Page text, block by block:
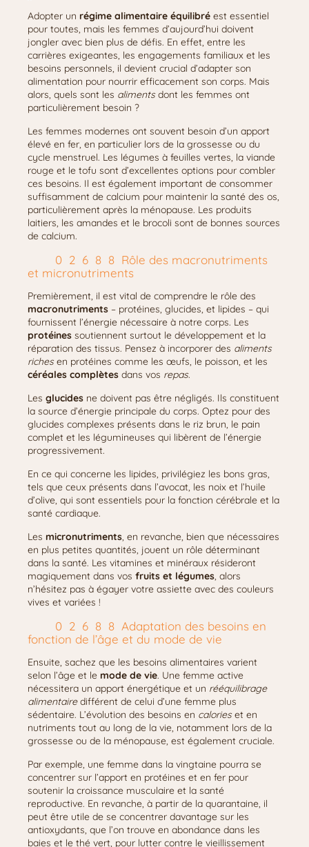
Adopter un régime alimentaire équilibré est essentiel
pour toutes, mais les femmes d’aujourd’hui doivent
jongler avec bien plus de défis. En effet, entre les
carrières exigeantes, les engagements familiaux et les
besoins personnels, il devient crucial d’adapter son
alimentation pour nourrir efficacement son corps. Mais
alors, quels sont les alimentsdont les femmes ont
particulièrement besoin ?
Les femmes modernes ont souvent besoin d’un apport
élevé en fer, en particulier lors de la grossesse ou du
cycle menstruel. Les légumes à feuilles vertes, la viande
rouge et le tofu sont d’excellentes options pour combler
ces besoins. Il est également important de consommer
suffisamment de calcium pour maintenir la santé des os,
particulièrement après la ménopause. Les produits
laitiers, les amandes et le brocoli sont de bonnes sources
de calcium.
Rôle des macronutriments
et micronutriments
Premièrement, il est vital de comprendre le rôle des
macronutriments – protéines, glucides, et lipides – qui
fournissent l’énergie nécessaire à notre corps. Les
protéines soutiennent surtout le développement et la
réparation des tissus. Pensez à incorporer des aliments
richesen protéines comme les œufs, le poisson, et les
céréales complètes dans vos repas.
Les glucides ne doivent pas être négligés. Ils constituent
la source d’énergie principale du corps. Optez pour des
glucides complexes présents dans le riz brun, le pain
complet et les légumineuses qui libèrent de l’énergie
progressivement.
En ce qui concerne les lipides, privilégiez les bons gras,
tels que ceux présents dans l’avocat, les noix et l’huile
d’olive, qui sont essentiels pour la fonction cérébrale et la
santé cardiaque.
Les micronutriments, en revanche, bien que nécessaires
en plus petites quantités, jouent un rôle déterminant
dans la santé. Les vitamines et minéraux résideront
magiquement dans vos fruits et légumes, alors
n’hésitez pas à égayer votre assiette avec des couleurs
vives et variées !
Adaptation des besoins en
fonction de l’âge et du mode de vie
Ensuite, sachez que les besoins alimentaires varient
selon l’âge et le mode de vie. Une femme active
nécessitera un apport énergétique et un rééquilibrage
alimentairedifférent de celui d’une femme plus
sédentaire. L’évolution des besoins en calorieset en
nutriments tout au long de la vie, notamment lors de la
grossesse ou de la ménopause, est également cruciale.
Par exemple, une femme dans la vingtaine pourra se
concentrer sur l’apport en protéines et en fer pour
soutenir la croissance musculaire et la santé
reproductive. En revanche, à partir de la quarantaine, il
peut être utile de se concentrer davantage sur les
antioxydants, que l’on trouve en abondance dans les
baies et le thé vert, pour lutter contre le vieillissement